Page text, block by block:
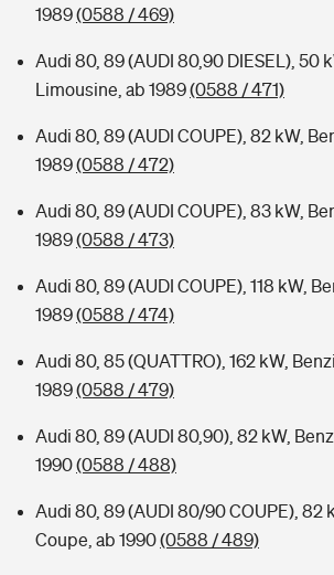
1989(0588 / 469)
Audi 80, 89 (AUDI 80,90 DIESEL), 50
Limousine, ab 1989(0588 / 471)
Audi 80, 89 (AUDI COUPE), 82 kW,
1989(0588 / 472)
Audi 80, 89 (AUDI COUPE), 83 kW,
1989(0588 / 473)
Audi 80, 89 (AUDI COUPE), 118 kW,
1989(0588 / 474)
Audi 80, 85 (QUATTRO), 162 kW,
1989(0588 / 479)
Audi 80, 89 (AUDI 80,90), 82 kW,
1990(0588 / 488)
Audi 80, 89 (AUDI 80/90 COUPE), 82
Coupe, ab 1990(0588 / 489)